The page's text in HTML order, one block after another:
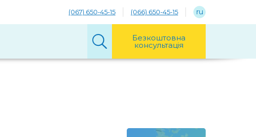
(067) 650-45-15 (066) 650-45-15 ru
Безкоштовна
консультація